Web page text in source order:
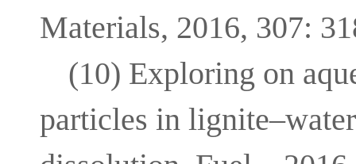
Materials, 2016, 307:
(10) Exploring on
particles in